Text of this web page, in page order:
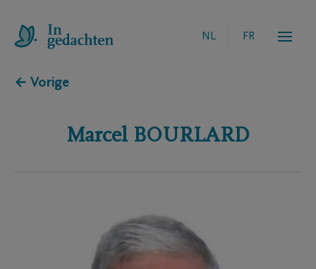
NL FR
← Vorige
Marcel BOURLARD